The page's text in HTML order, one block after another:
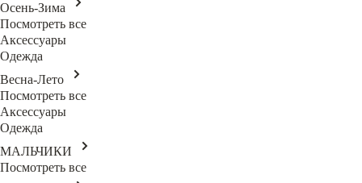
Осень-Зима
Посмотреть все
Аксессуары
Одежда
Весна-Лето
Посмотреть все
Аксессуары
Одежда
МАЛЬЧИКИ
Посмотреть все